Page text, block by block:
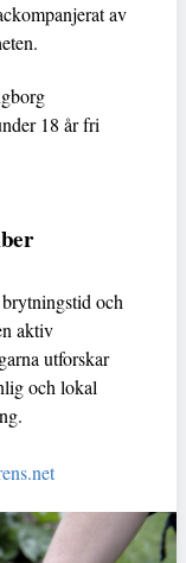
av
18 år fri
och
aktiv
utforskar
och lokal